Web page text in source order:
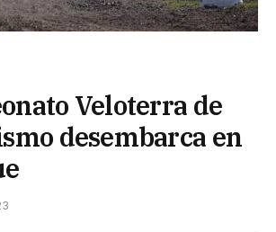
Veloterra de
desembarca en